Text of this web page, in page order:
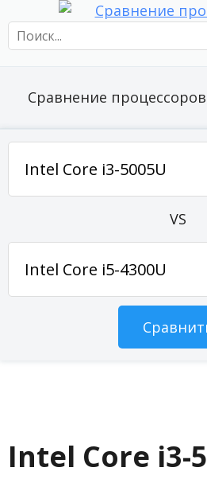
Сравнение процессоров
VS
Intel Core i3-